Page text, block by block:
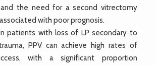
and the need for a second vitrectomy
with poor prognosis.
In patients with loss of LP secondary to
PPV can achieve high rates of
with a significant proportion